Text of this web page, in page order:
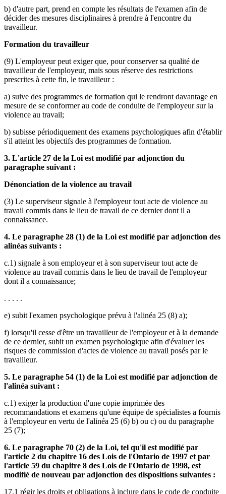
b) d'autre part, prend en compte les résultats de l'examen afin de
décider des mesures disciplinaires à prendre à l'encontre du
travailleur.
Formation du travailleur
(9) L'employeur peut exiger que, pour conserver sa qualité de
travailleur de l'employeur, mais sous réserve des restrictions
prescrites à cette fin, le travailleur :
a) suive des programmes de formation qui le rendront davantage en
mesure de se conformer au code de conduite de l'employeur sur la
violence au travail;
b) subisse périodiquement des examens psychologiques afin d'établir
s'il atteint les objectifs des programmes de formation.
3. L'article 27 de la Loi est modifié par adjonction du
paragraphe suivant :
Dénonciation de la violence au travail
(3) Le superviseur signale à l'employeur tout acte de violence au
travail commis dans le lieu de travail de ce dernier dont il a
connaissance.
4. Le paragraphe 28 (1) de la Loi est modifié par adjonction des
alinéas suivants :
c.1) signale à son employeur et à son superviseur tout acte de
violence au travail commis dans le lieu de travail de l'employeur
dont il a connaissance;
. . . . .
e) subit l'examen psychologique prévu à l'alinéa 25 (8) a);
f) lorsqu'il cesse d'être un travailleur de l'employeur et à la demande
de ce dernier, subit un examen psychologique afin d'évaluer les
risques de commission d'actes de violence au travail posés par le
travailleur.
5. Le paragraphe 54 (1) de la Loi est modifié par adjonction de
l'alinéa suivant :
c.1) exiger la production d'une copie imprimée des
recommandations et examens qu'une équipe de spécialistes a fournis
à l'employeur en vertu de l'alinéa 25 (6) b) ou c) ou du paragraphe
25 (7);
6. Le paragraphe 70 (2) de la Loi, tel qu'il est modifié par
l'article 2 du chapitre 16 des Lois de l'Ontario de 1997 et par
l'article 59 du chapitre 8 des Lois de l'Ontario de 1998, est
modifié de nouveau par adjonction des dispositions suivantes :
17.1 régir les droits et obligations à inclure dans le code de conduite